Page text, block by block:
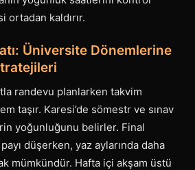
ortadan kaldırır.
Üniversite Dönemlerine
randevu planlarken takvim
taşır. Karesi’de sömestr ve sınav
yoğunluğunu belirler. Final
düşerken, yaz aylarında daha
mümkündür. Hafta içi akşam üstü